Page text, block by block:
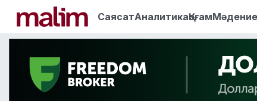
СаясатАналитикаҚоғам